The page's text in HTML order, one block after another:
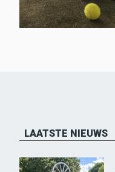
LAATSTE NIEUWS